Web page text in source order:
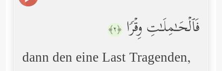
فَٱلۡحَـٰمِلَـٰتِ وِقۡرࣰا ﴿٢﴾
dann den eine Last Tragenden,